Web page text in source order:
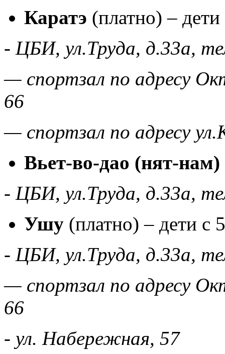
Каратэ (платно) – дети
- ЦБИ, ул.Труда, д.33а,
— спортзал по адресу
66
— спортзал по адресу
Вьет-во-дао (нят-нам)
- ЦБИ, ул.Труда, д.33а,
Ушу (платно) – дети с
- ЦБИ, ул.Труда, д.33а,
— спортзал по адресу
66
- ул. Набережная, 57